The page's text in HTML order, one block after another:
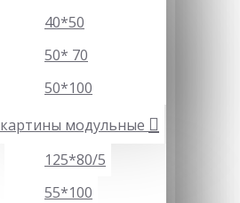
40*50
50* 70
50*100
картины модульные
125*80/5
55*100